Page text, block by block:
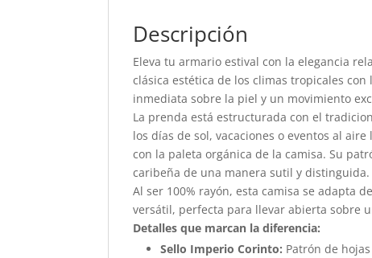
Descripción
Eleva tu armario estival con la elegancia
clásica estética de los climas tropicales con
inmediata sobre la piel y un movimiento
La prenda está estructurada con el
los días de sol, vacaciones o eventos al
con la paleta orgánica de la camisa. Su
caribeña de una manera sutil y distinguida.
Al ser 100% rayón, esta camisa se adapta
versátil, perfecta para llevar abierta sobre
Detalles que marcan la diferencia:
Sello Imperio Corinto: Patrón de